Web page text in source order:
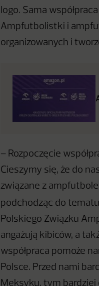
logo. Sama
Ampfutbolistki i
organizowanych i
– Rozpoczęcie
Cieszymy się, że do
związane z
podchodząc do
Polskiego Związku
angażują kibiców, a
współpraca pomoże
Polsce. Przed nami
Meksyku, tym bardziej